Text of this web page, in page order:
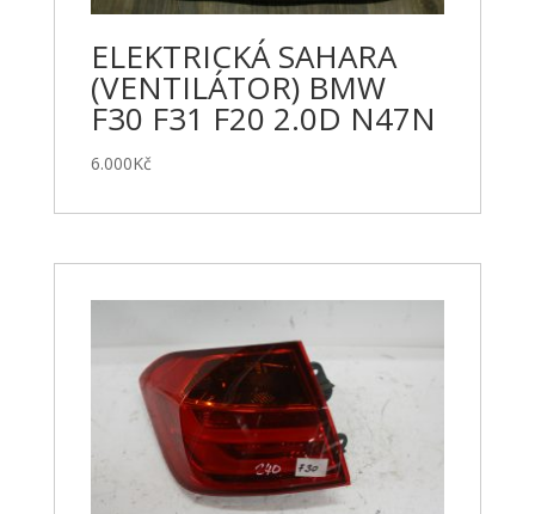
ELEKTRICKÁ SAHARA
(VENTILÁTOR) BMW
F30 F31 F20 2.0D N47N
6.000Kč